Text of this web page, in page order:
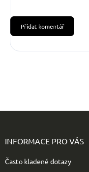
Přidat komentář
INFORMACE PRO VÁS
Často kladené dotazy